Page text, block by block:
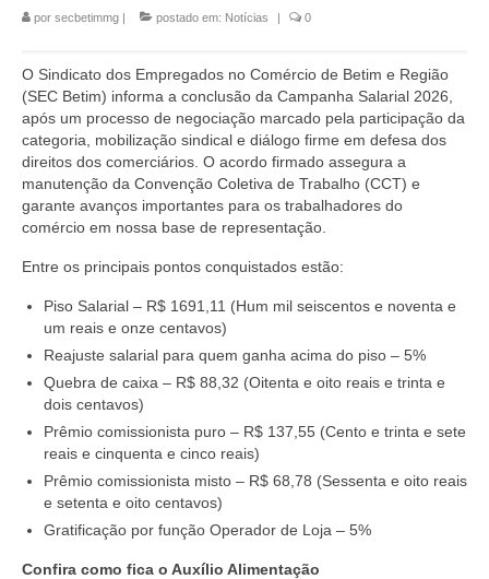
Saúde do Trabalhador
Formação Política
Mulheres Trabalhadoras
Homologação
Vídeos
Material de construção tintas, ferragens e
maquinismo de Betim
ACT’s
Acordos Coletivos de Trabalho por Empresa
Notícias
Fotos
por secbetimmg | postado em: Notícias | 0
O Sindicato dos Empregados no Comércio de Betim e Região
(SEC Betim) informa a conclusão da Campanha Salarial 2026,
após um processo de negociação marcado pela participação da
categoria, mobilização sindical e diálogo firme em defesa dos
direitos dos comerciários. O acordo firmado assegura a
manutenção da Convenção Coletiva de Trabalho (CCT) e
garante avanços importantes para os trabalhadores do
comércio em nossa base de representação.
Entre os principais pontos conquistados estão:
Piso Salarial – R$ 1691,11 (Hum mil seiscentos e noventa e
um reais e onze centavos)
Reajuste salarial para quem ganha acima do piso – 5%
Quebra de caixa – R$ 88,32 (Oitenta e oito reais e trinta e
dois centavos)
Prêmio comissionista puro – R$ 137,55 (Cento e trinta e sete
reais e cinquenta e cinco reais)
Prêmio comissionista misto – R$ 68,78 (Sessenta e oito reais
e setenta e oito centavos)
Gratificação por função Operador de Loja – 5%
Confira como fica o Auxílio Alimentação